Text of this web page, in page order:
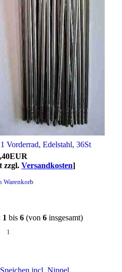
Vorderrad, Edelstahl, 36St
zzgl. Versandkosten]
Warenkorb
1 bis 6 (von 6 insgesamt)
1